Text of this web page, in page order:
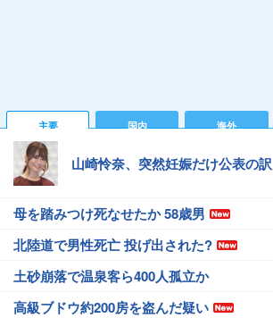
主要 国内 海外
山崎怜奈、突然妊娠だけ公表の訳
母を踏みつけ死なせたか 58歳男
北陸道で男性死亡 投げ出された?
土砂崩落で温泉客ら400人孤立か
高級ブドウ約200房を盗んだ疑い